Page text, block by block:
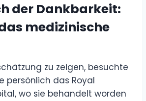
der Dankbarkeit:
medizinische
zu zeigen, besuchte
persönlich das Royal
wo sie behandelt worden